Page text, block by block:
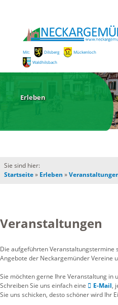
Mit: Dilsberg
Mückenloch
Waldhilsbach
Erleben
Sie sind hier:
Startseite» Erleben »
Veranstaltungen
Die aufgeführten Veranstaltungstermine
Angebote der Neckargemünder Vereine
Sie möchten gerne Ihre Veranstaltung in
Schreiben Sie uns einfach eine
E-Mail,
Sie uns schicken, desto schöner wird Ihr